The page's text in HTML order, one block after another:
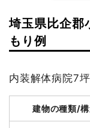
建物の種類/構造
建物解体費用
総額
埼玉県比企郡
もり例
内装解体病院7
建物の種類/